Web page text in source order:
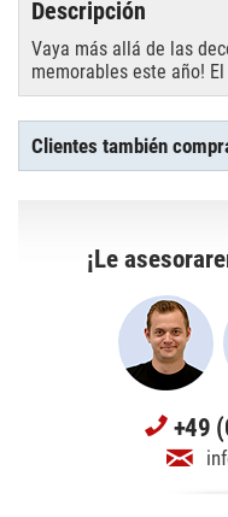
Descripción
Vaya más allá de las
memorables este año! El
Clientes también
¡Le
+49